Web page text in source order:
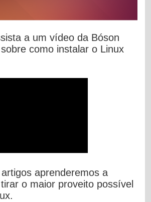
a um vídeo da Bóson
como instalar o Linux
aprenderemos a
o maior proveito possível